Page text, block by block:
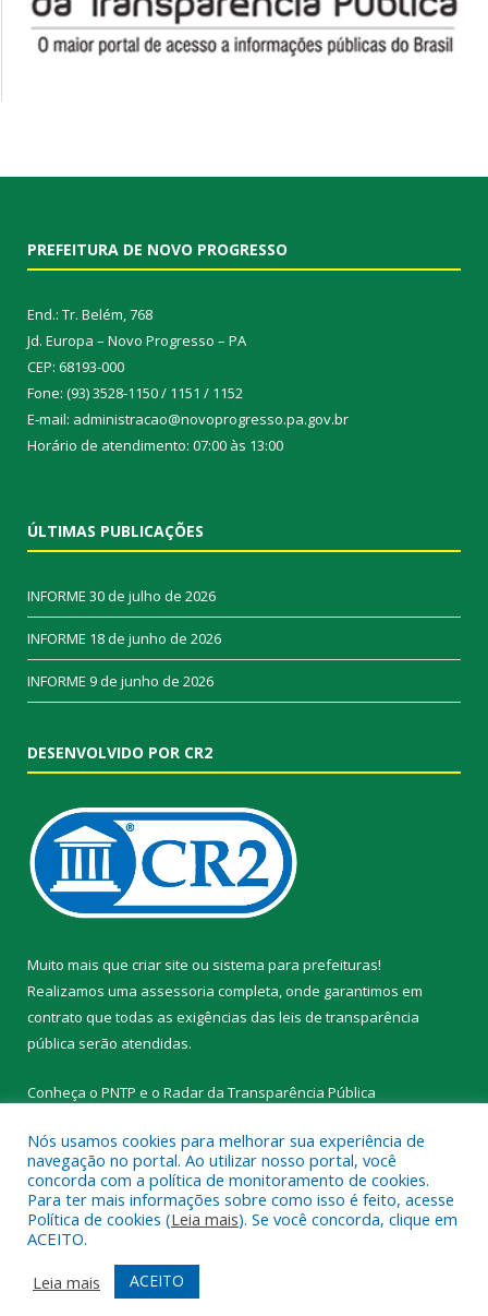
PREFEITURA DE NOVO PROGRESSO
End.: Tr. Belém, 768
Jd. Europa – Novo Progresso – PA
CEP: 68193-000
Fone: (93) 3528-1150 / 1151 / 1152
E-mail: administracao@novoprogresso.pa.gov.br
Horário de atendimento: 07:00 às 13:00
ÚLTIMAS PUBLICAÇÕES
INFORME 30 de julho de 2026
INFORME 18 de junho de 2026
INFORME 9 de junho de 2026
DESENVOLVIDO POR CR2
Muito mais que criar site ou sistema para prefeituras!
Realizamos uma assessoria completa, onde garantimos em
contrato que todas as exigências das leis de transparência
pública serão atendidas.
Conheça o PNTP e o Radar da Transparência Pública
Todos os direitos reservados a Prefeitura Municipal de Novo
Progresso.
Mapa do Site
Acessar Área Administrativa
Acessar Webmail
Nós usamos cookies para melhorar sua experiência de
navegação no portal. Ao utilizar nosso portal, você
concorda com a política de monitoramento de cookies.
Para ter mais informações sobre como isso é feito, acesse
Política de cookies (Leia mais). Se você concorda, clique em
ACEITO.
Leia mais
ACEITO